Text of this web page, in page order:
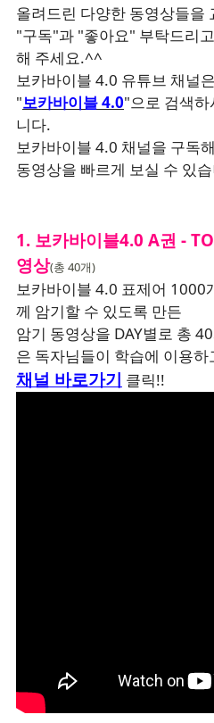
올려드린 다양한 동영상들을
"구독"과 "좋아요" 부탁드리
해 주세요.^^
보카바이블 4.0 유튜브 채널
"보카바이블 4.0"으로 검색
니다.
보카바이블 4.0 채널을 구독
동영상을 빠르게 보실 수 있
1. 보카바이블4.0 A권 -
영상(총 40개)
보카바이블 4.0 표제어 1000
께 암기할 수 있도록 만든
암기 동영상을 DAY별로 총
은 독자님들이 학습에 이용하
채널 바로가기 클릭!!